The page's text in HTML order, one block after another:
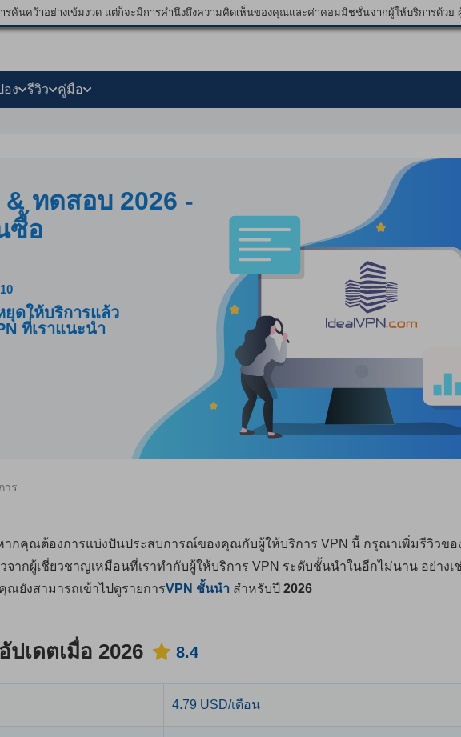
รค้นคว้าอย่างเข้มงวด แต่ก็จะมีการคำนึงถึงความคิดเห็นของคุณและค่าคอมมิชชั่นจากผู้ให้บริการด้วย
อง รีวิว คู่มือ
& ทดสอบ 2026 -
ซื้อ
ดให้บริการแล้ว
ที่เราแนะนำ
าร
ากคุณต้องการแบ่งปันประสบการณ์ของคุณกับผู้ให้บริการ VPN นี้ กรุณาเพิ่มรีวิวข
จากผู้เชี่ยวชาญเหมือนที่เราทำกับผู้ให้บริการ VPN ระดับชั้นนำในอีกไม่นาน อย่างเ
คุณยังสามารถเข้าไปดูรายการVPN ชั้นนำ สำหรับปี 2026
เดตเมื่อ 2026 8.4
4.79 USD/เดือน